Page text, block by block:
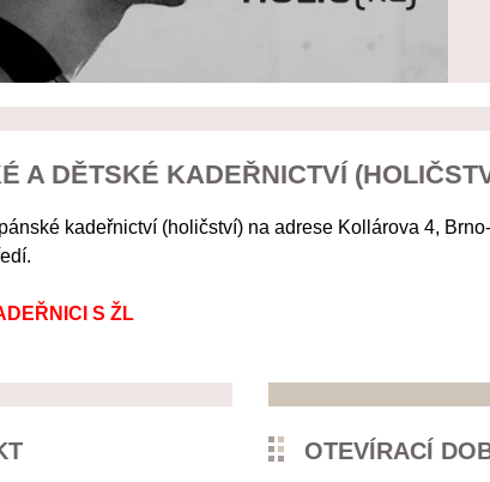
A DĚTSKÉ KADEŘNICTVÍ
kadeřnictví (holičství) na adrese Kollárova 4,
S ŽL
OTEVÍRACÍ